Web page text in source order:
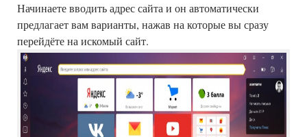
Начинаете вводить адрес сайта и он автоматически
предлагает вам варианты, нажав на которые вы сразу
перейдёте на искомый сайт.